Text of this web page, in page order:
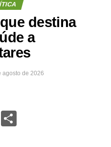
destina
a
agosto de 2026
Share